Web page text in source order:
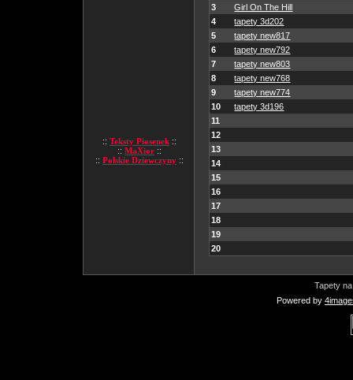
:: Teksty Piosenek ::
:: MaXior ::
:: Polskie Dziewczyny ::
3
Girl On The Hill
4
tapety 3d202
5
tapety new817
6
tapety new792
7
tapety new803
8
tapety new768
9
tapety new774
10
tapety 3d196
11
12
13
14
15
16
17
18
19
20
Tapety
Powered by